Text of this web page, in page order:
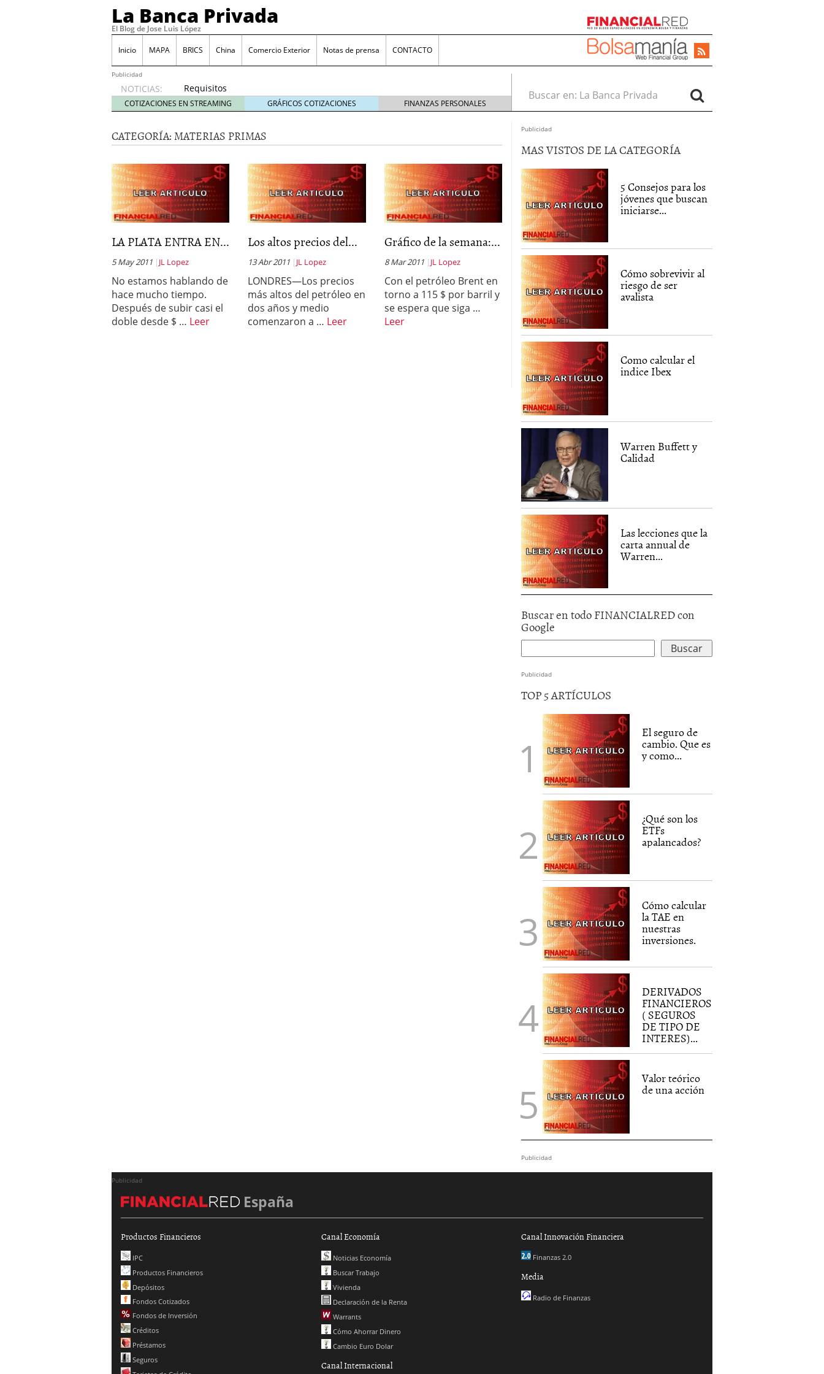
La Banca Privada
El Blog de Jose Luis López
Inicio MAPA BRICS China Comercio Exterior Notas de prensa CONTACTO
Publicidad
NOTICIAS:
Requisitos
apertura
y como
posibles
problemas
en las
cuentas
de no
residentes
julio 8,
2011
El lastre de la economía sumergida en España
julio 6, 2011
Valor teórico de una acción julio 1, 2011
La nueva clasificación de fondos de inversión publicada hoy sera mas clara
El primer ministro chino ofrece ayuda para el euro
junio 26, 2011
COTIZACIONES EN STREAMING GRÁFICOS COTIZACIONES FINANZAS PERSONALES
Buscar en:
CATEGORÍA: MATERIAS PRIMAS
LA PLATA ENTRA EN...
5 May 2011 JL Lopez
No estamos hablando de
hace mucho tiempo.
Después de subir casi el
doble desde $ … Leer
Los altos precios del...
13 Abr 2011 JL Lopez
LONDRES—Los precios
más altos del petróleo en
dos años y medio
comenzaron a … Leer
Gráfico de la semana:...
8 Mar 2011 JL Lopez
Con el petróleo Brent en
torno a 115 $ por barril y
se espera que siga …
Leer
Publicidad
MAS VISTOS DE LA CATEGORÍA
5 Consejos para los
jóvenes que buscan
iniciarse...
Cómo sobrevivir al
riesgo de ser
avalista
Como calcular el
indice Ibex
Warren Buffett y
Calidad
Las lecciones que la
carta annual de
Warren...
Buscar en todo FINANCIALRED con
Google
Publicidad
TOP 5 ARTÍCULOS
El seguro de
cambio. Que es
y como...
¿Qué son los
ETFs
apalancados?
Cómo calcular
la TAE en
nuestras
inversiones.
DERIVADOS
FINANCIEROS
( SEGUROS
DE TIPO DE
INTERES)...
Valor teórico
de una acción
Publicidad
Publicidad
España
Productos Financieros
IPC
Productos Financieros
Depósitos
Fondos Cotizados
Fondos de Inversión
Créditos
Préstamos
Seguros
Canal Economía
Noticias Economía
Buscar Trabajo
Vivienda
Declaración de la Renta
Warrants
Cómo Ahorrar Dinero
Cambio Euro Dolar
Canal Internacional
Canal Innovación Financiera
Finanzas 2.0
Media
Radio de Finanzas